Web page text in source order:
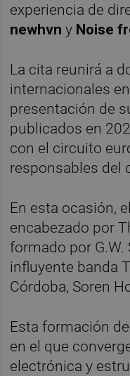
experiencia de
newhvn y Noise
La cita reunirá a
internacionales
presentación de
publicados en
con el circuito
responsables del
En esta ocasión,
encabezado por
formado por G.W.
influyente banda
Córdoba, Soren
Esta formación
en el que
electrónica y